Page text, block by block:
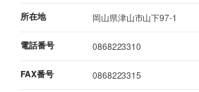
所在地 岡山県津山市山下97-1
電話番号 0868223310
FAX番号 0868223315